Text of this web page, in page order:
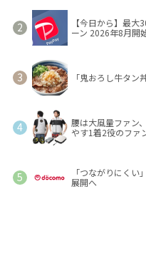
【今日から】最
ーン 2026年8月開
「鬼おろし牛タ
腰は大風量ファン
やす1着2役のファ
「つながりにく
展開へ